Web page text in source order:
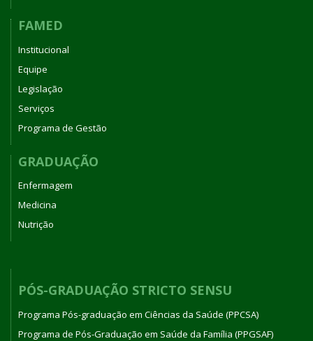
FAMED
Institucional
Equipe
Legislação
Serviços
Programa de Gestão
GRADUAÇÃO
Enfermagem
Medicina
Nutrição
PÓS-GRADUAÇÃO STRICTO SENSU
Programa Pós-graduação em Ciências da Saúde (PPCSA)
Programa de Pós-Graduação em Saúde da Família (PPGSAF)